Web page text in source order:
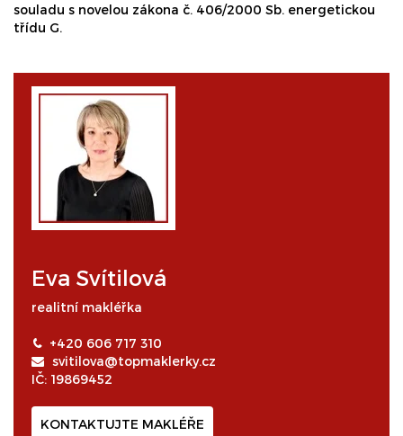
souladu s novelou zákona č. 406/2000 Sb. energetickou
třídu G.
Eva Svítilová
realitní makléřka
+420 606 717 310
svitilova@topmaklerky.cz
IČ: 19869452
KONTAKTUJTE MAKLÉŘE